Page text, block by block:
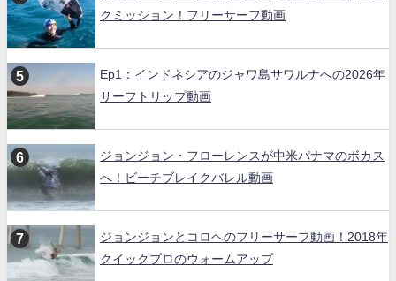
クミッション！フリーサーフ動画
Ep1：インドネシアのジャワ島サワルナへの2026年
サーフトリップ動画
ジョンジョン・フローレンスが中米パナマのボカス
へ！ビーチブレイクバレル動画
ジョンジョンとコロヘのフリーサーフ動画！2018年
クイックプロのウォームアップ